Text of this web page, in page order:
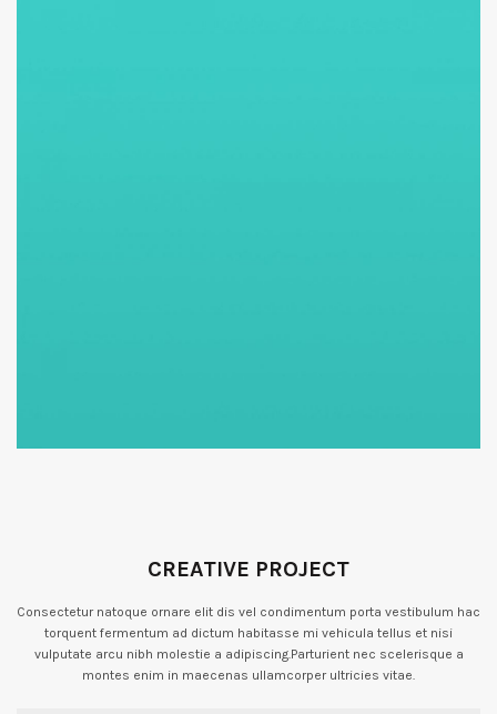
CREATIVE PROJECT
Consectetur natoque ornare elit dis vel condimentum porta vestibulum hac
torquent fermentum ad dictum habitasse mi vehicula tellus et nisi
vulputate arcu nibh molestie a adipiscing.Parturient nec scelerisque a
montes enim in maecenas ullamcorper ultricies vitae.